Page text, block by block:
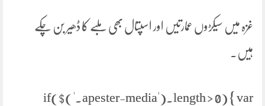
غزہ میں سیکڑوں عمارتیں اور اسپتال بھی ملبے کا ڈھیر بن چکے
ہیں۔
if($('.apester-media').length > 0) { var